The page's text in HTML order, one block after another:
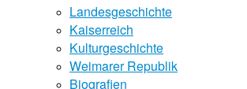
Landesgeschichte
Kaiserreich
Kulturgeschichte
Weimarer Republik
Biografien